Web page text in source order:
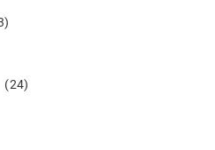
(24)